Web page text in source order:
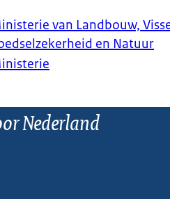
van Landbouw,
en Natuur
Nederland